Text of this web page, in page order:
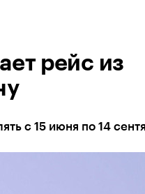
рейс из
с 15 июня по 14